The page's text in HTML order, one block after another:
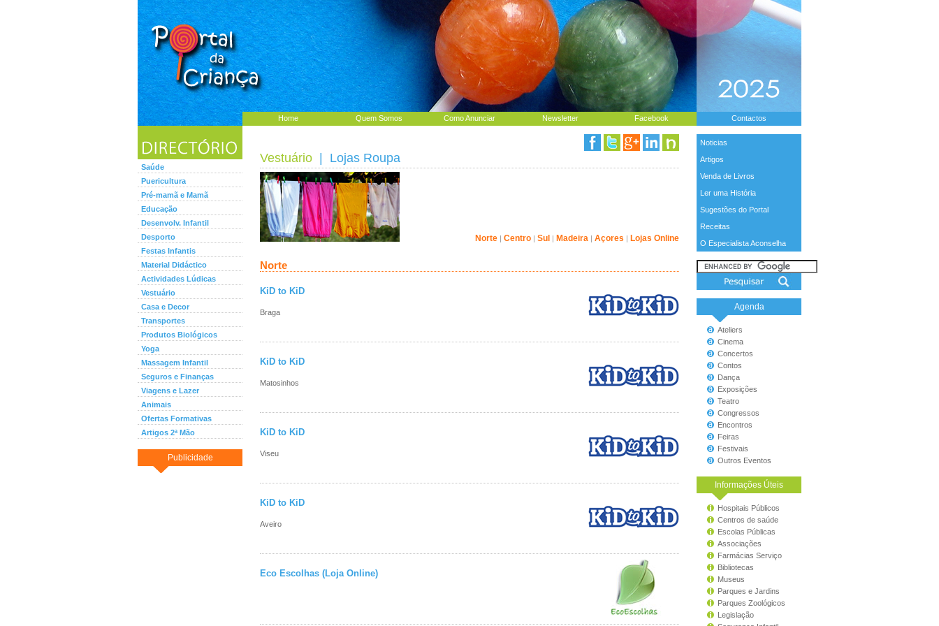
Home Quem Somos Como Anunciar Newsletter Facebook Contactos
Saúde
Puericultura
Pré-mamã e Mamã
Educação
Desenvolv. Infantil
Desporto
Festas Infantis
Material Didáctico
Actividades Lúdicas
Vestuário
Casa e Decor
Transportes
Produtos Biológicos
Yoga
Massagem Infantil
Seguros e Finanças
Viagens e Lazer
Animais
Ofertas Formativas
Artigos 2ª Mão
Publicidade
Noticias
Artigos
Venda de Livros
Ler uma História
Sugestões do Portal
Receitas
O Especialista Aconselha
Agenda
Ateliers
Cinema
Concertos
Contos
Dança
Exposições
Teatro
Congressos
Encontros
Feiras
Festivais
Outros Eventos
Informações Úteis
Hospitais Públicos
Centros de saúde
Escolas Públicas
Associações
Farmácias Serviço
Bibliotecas
Museus
Parques e Jardins
Parques Zoológicos
Legislação
Vestuário | Lojas Roupa
Norte | Centro | Sul | Madeira | Açores | Lojas Online
Norte
KiD to KiD
Braga
KiD to KiD
Matosinhos
KiD to KiD
Viseu
KiD to KiD
Aveiro
Eco Escolhas (Loja Online)